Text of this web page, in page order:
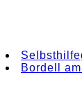
Bordell